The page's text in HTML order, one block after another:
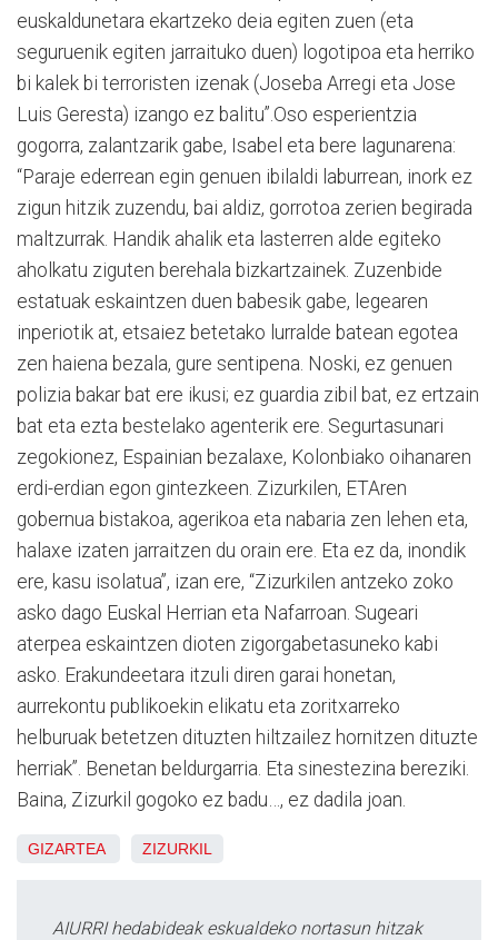
euskaldunetara ekartzeko deia egiten zuen (eta
seguruenik egiten jarraituko duen) logotipoa eta herriko
bi kalek bi terroristen izenak (Joseba Arregi eta Jose
Luis Geresta) izango ez balitu”.Oso esperientzia
gogorra, zalantzarik gabe, Isabel eta bere lagunarena:
“Paraje ederrean egin genuen ibilaldi laburrean, inork ez
zigun hitzik zuzendu, bai aldiz, gorrotoa zerien begirada
maltzurrak. Handik ahalik eta lasterren alde egiteko
aholkatu ziguten berehala bizkartzainek. Zuzenbide
estatuak eskaintzen duen babesik gabe, legearen
inperiotik at, etsaiez betetako lurralde batean egotea
zen haiena bezala, gure sentipena. Noski, ez genuen
polizia bakar bat ere ikusi; ez guardia zibil bat, ez ertzain
bat eta ezta bestelako agenterik ere. Segurtasunari
zegokionez, Espainian bezalaxe, Kolonbiako oihanaren
erdi-erdian egon gintezkeen. Zizurkilen, ETAren
gobernua bistakoa, agerikoa eta nabaria zen lehen eta,
halaxe izaten jarraitzen du orain ere. Eta ez da, inondik
ere, kasu isolatua”, izan ere, “Zizurkilen antzeko zoko
asko dago Euskal Herrian eta Nafarroan. Sugeari
aterpea eskaintzen dioten zigorgabetasuneko kabi
asko. Erakundeetara itzuli diren garai honetan,
aurrekontu publikoekin elikatu eta zoritxarreko
helburuak betetzen dituzten hiltzailez hornitzen dituzte
herriak”. Benetan beldurgarria. Eta sinestezina bereziki.
Baina, Zizurkil gogoko ez badu…, ez dadila joan.
GIZARTEA ZIZURKIL
AIURRI hedabideak eskualdeko nortasun hitzak